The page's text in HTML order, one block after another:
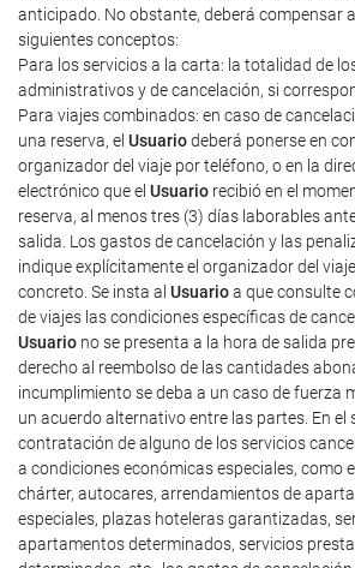
anticipado. No obstante, deberá compensar
siguientes conceptos:
Para los servicios a la carta: la totalidad de
administrativos y de cancelación, si
Para viajes combinados: en caso de
una reserva, el Usuariodeberá ponerse en
organizador del viaje por teléfono, o en la
electrónico que el Usuario recibió en el
reserva, al menos tres (3) días laborables
salida. Los gastos de cancelación y las
indique explícitamente el organizador del
concreto. Se insta al Usuarioa que consulte
de viajes las condiciones específicas de
Usuario no se presenta a la hora de salida
derecho al reembolso de las cantidades
incumplimiento se deba a un caso de fuerza
un acuerdo alternativo entre las partes. En el
contratación de alguno de los servicios
a condiciones económicas especiales, como
chárter, autocares, arrendamientos de
especiales, plazas hoteleras garantizadas,
apartamentos determinados, servicios